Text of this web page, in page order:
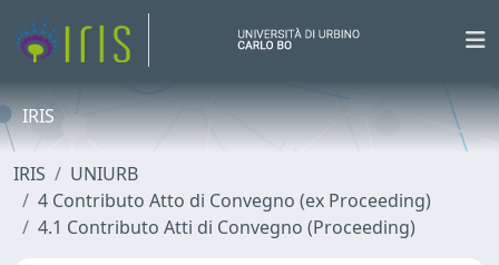
IRIS
IRIS
UNIURB
4 Contributo Atto di Convegno (ex Proceeding)
4.1 Contributo Atti di Convegno (Proceeding)